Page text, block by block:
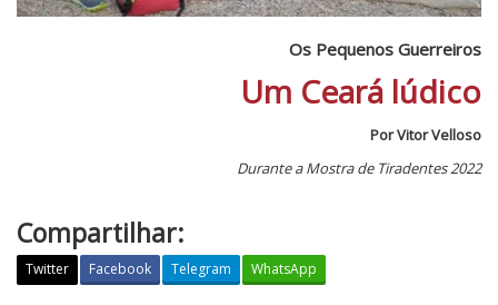
Os Pequenos Guerreiros
Um Ceará lúdico
Por Vitor Velloso
Durante a Mostra de Tiradentes 2022
Compartilhar:
Twitter Facebook Telegram WhatsApp